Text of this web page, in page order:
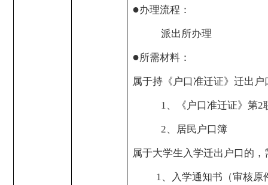
●办理流程：
派出所办理
●所需材料：
属于持《户口准迁证》迁出
1、《户口准迁证》第2
2、居民户口簿
属于大学生入学迁出户口的，
1、入学通知书（审核原